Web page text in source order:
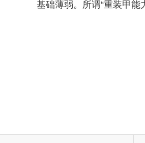
基础薄弱。所谓“重装甲能